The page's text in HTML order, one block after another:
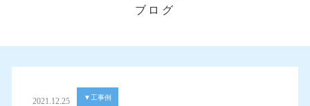
ブログ
2021.12.25 ▼工事例